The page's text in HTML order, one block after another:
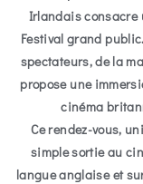
Irlandais consacre
Festival grand
spectateurs, de la
propose une
cinéma
Ce rendez-vous,
simple sortie au
langue anglaise et